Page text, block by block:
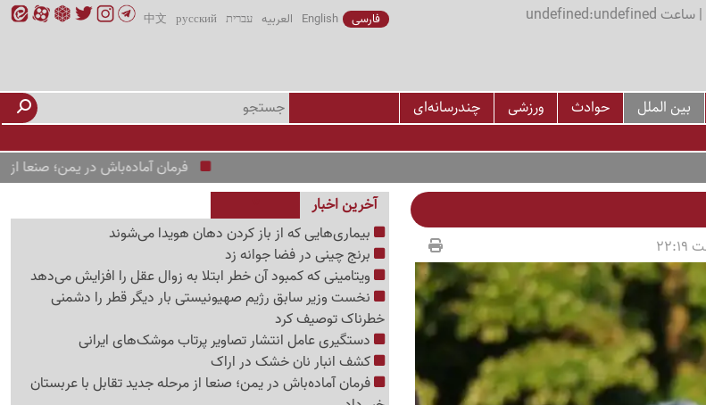
فارسی English العربیه עברית русский
中文
بین الملل حوادث ورزشی چندرسانه‌ای
فرمان آماده‌باش در یمن؛ صنعا از مرحله
آخرین اخبار
بیماری‌هایی که از باز کردن دهان هویدا می‌شوند
برنج چینی در فضا جوانه زد
ویتامینی که کمبود آن خطر ابتلا به زوال عقل را افزایش می‌دهد
نخست وزیر سابق رژیم صهیونیستی بار دیگر قطر را دشمنی
خطرناک توصیف کرد
دستگیری عامل انتشار تصاویر پرتاب موشک‌های ایرانی
کشف انبار نان خشک در اراک
فرمان آماده‌باش در یمن؛ صنعا از مرحله جدید تقابل با عربستان